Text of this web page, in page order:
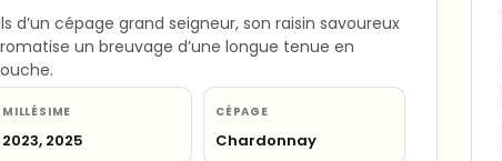
d’un cépage grand seigneur, son raisin savoureux
un breuvage d’une longue tenue en
MILLÉSIME
2023, 2025
CÉPAGE
Chardonnay